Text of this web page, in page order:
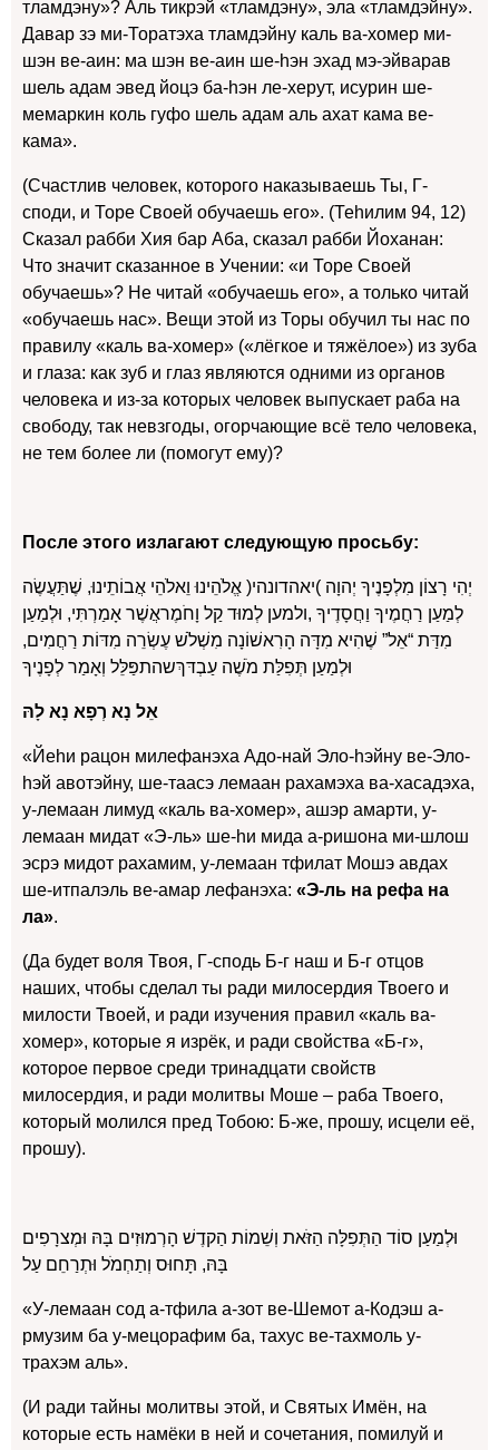
тламдэну»? Аль тикрэй «тламдэну», эла «тламдэйну».
Давар зэ ми-Торатэха тламдэйну каль ва-хомер ми-
шэн ве-аин: ма шэн ве-аин ше-hэн эхад мэ-эйварав
шель адам эвед йоцэ ба-hэн ле-херут, исурин ше-
мемаркин коль гуфо шель адам аль ахат кама ве-
кама».
(Счастлив человек, которого наказываешь Ты, Г-
споди, и Торе Своей обучаешь его». (Теhилим 94, 12)
Сказал рабби Хия бар Аба, сказал рабби Йоханан:
Что значит сказанное в Учении: «и Торе Своей
обучаешь»? Не читай «обучаешь его», а только читай
«обучаешь нас». Вещи этой из Торы обучил ты нас по
правилу «каль ва-хомер» («лёгкое и тяжёлое») из зуба
и глаза: как зуб и глаз являются одними из органов
человека и из-за которых человек выпускает раба на
свободу, так невзгоды, огорчающие всё тело человека,
не тем более ли (помогут ему)?
После этого излагают следующую просьбу:
יְהִי רָצוֹן מִלְפָנֶיךָ יְהוָה )יאהדונהי( אֱלֹהֵינוּ וֵאלֹהֵי אֲבוֹתֵינוּ, שֶׁתַּעֲשֶׂה
לְמַעַן רַחֲמֶיךָ וַחֲסָדֶיךָ ,ולמען לְמוּד קַל וָחֹמֶראֲשֶׁר אָמַרְתִּי, וּלְמַעַן
מִדַּת “אֵל” שֶׁהִיא מִדָּה הָרִאשׁוֹנָה מִשְׁלֹשׁ עֶשְׂרֵה מִדּוֹת רַחֲמִים,
וּלְמַעַן תְּפִלַּת מֹשֶׁה עַבְדּךְשהתפַּלֵּל וְאָמַר לְפָנֶיךָ
אֵל נָא רְפָא נָא לָהּ
«Йеhи рацон милефанэха Адо-най Эло-hэйну ве-Эло-
hэй авотэйну, ше-таасэ лемаан рахамэха ва-хасадэха,
у-лемаан лимуд «каль ва-хомер», ашэр амарти, у-
лемаан мидат «Э-ль» ше-hи мида а-ришона ми-шлош
эсрэ мидот рахамим, у-лемаан тфилат Мошэ авдах
ше-итпалэль ве-амар лефанэха: «Э-ль на рефа на
ла».
(Да будет воля Твоя, Г-сподь Б-г наш и Б-г отцов
наших, чтобы сделал ты ради милосердия Твоего и
милости Твоей, и ради изучения правил «каль ва-
хомер», которые я изрёк, и ради свойства «Б-г»,
которое первое среди тринадцати свойств
милосердия, и ради молитвы Моше – раба Твоего,
который молился пред Тобою: Б-же, прошу, исцели её,
прошу).
וּלְמַעַן סוֹד הַתְּפִלָּה הַזֹּאת וְשֵׁמוֹת הַקדֶשׁ הָרְמוּזִים בָּהּ וּמְצרָפִים
בָּהּ, תָּחוּס וְתַחְמֹל וּתְרַחֵם עַל
«У-лемаан сод а-тфила а-зот ве-Шемот а-Кодэш а-
рмузим ба у-мецорафим ба, тахус ве-тахмоль у-
трахэм аль».
(И ради тайны молитвы этой, и Святых Имён, на
которые есть намёки в ней и сочетания, помилуй и